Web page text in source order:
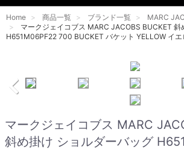
Home 商品一覧 ブランド一覧
MARC
マークジェイコブス MARC JACOBS BUCKET
H651M06PF22 700 BUCKET バケット YELLOW イ
マークジェイコブス MARC
斜め掛け ショルダーバッグ